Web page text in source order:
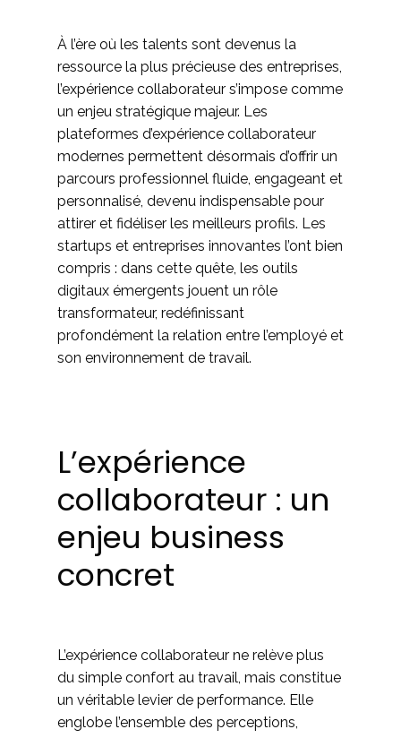
À l’ère où les talents sont devenus la
ressource la plus précieuse des entreprises,
l’expérience collaborateur s’impose comme
un enjeu stratégique majeur. Les
plateformes d’expérience collaborateur
modernes permettent désormais d’offrir un
parcours professionnel fluide, engageant et
personnalisé, devenu indispensable pour
attirer et fidéliser les meilleurs profils. Les
startups et entreprises innovantes l’ont bien
compris : dans cette quête, les outils
digitaux émergents jouent un rôle
transformateur, redéfinissant
profondément la relation entre l’employé et
son environnement de travail.
L’expérience
collaborateur : un
enjeu business
concret
L’expérience collaborateur ne relève plus
du simple confort au travail, mais constitue
un véritable levier de performance. Elle
englobe l’ensemble des perceptions,